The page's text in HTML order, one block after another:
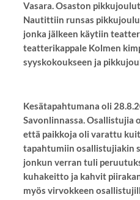
Vasara. Osaston
Nautittiin runsas
jonka jälkeen käytiin
teatterikappale Kolmen
syyskokoukseen ja
Kesätapahtumana oli
Savonlinnassa. Osallistujia
että paikkoja oli varattu
tapahtumiin osallistujiakin
jonkun verran tuli
kuhakeitto ja kahvit
myös virvokkeen